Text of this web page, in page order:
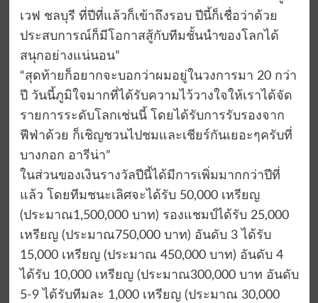
เวฟ ชลบุรี ที่ปีที่แล้วก็เข้าถึงรอบ ปีนี้ก็เชื่อว่าด้วย
ประสบการณ์ก็มีโอกาสสู้กับทีมชั้นนำของโลกได้
สนุกอย่างแน่นอน”
“สุดท้ายก็อยากจะบอกว่าผมอยู่ในวงการมา 20 กว่า
ปี วันนี้ภูมิใจมากที่ได้รับความไว้วางใจให้เราได้จัด
รายการระดับโลกเช่นนี้ โดยได้รับการรับรองจาก
ฟีฟ่าด้วย ก็เชิญชวนไปชมและเชียร์กันเยอะๆครับที่
บางกอก อารีน่า”
ในส่วนของเงินรางวัลปีนี้ได้มีการเพิ่มมากกว่าปีที่
แล้ว โดยทีมชนะเลิศจะได้รับ 50,000 เหรียญ
(ประมาณ1,500,000 บาท) รองแชมป์ได้รับ 25,000
เหรียญ (ประมาณ750,000 บาท) อันดับ 3 ได้รับ
15,000 เหรียญ (ประมาณ 450,000 บาท) อันดับ 4
ได้รับ 10,000 เหรียญ (ประมาณ300,000 บาท อันดับ
5-9 ได้รับทีมละ 1,000 เหรียญ (ประมาณ 30,000